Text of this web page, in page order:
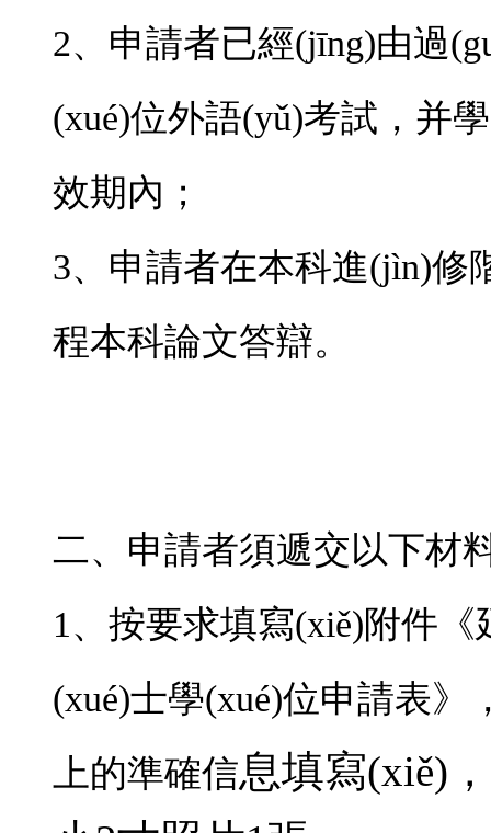
2、申請者已經(jīng)由
(xué)位外語(yǔ)考試，
效期內；
3、申請者在本科進(jìn)
程本科論文答辯。
二、申請者須遞交以下材
1、按要求填寫(xiě)附
(xué)士學(xué)位申請表》
上的準確信息填寫